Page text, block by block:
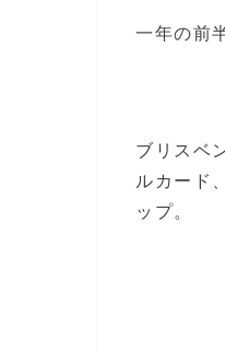
一年の前
ブリスベ
ルカード
ップ。